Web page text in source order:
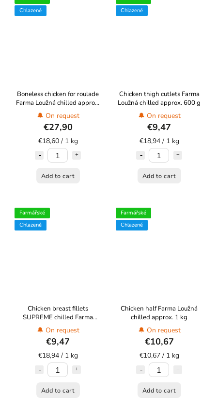
Chlazené
Boneless chicken for roulade
Farma Loužná chilled approx.
1.5 kg
🔔 On request
€27,90
€18,60 / 1 kg
Add to cart
Chlazené
Chicken thigh cutlets Farma
Loužná chilled approx. 600 g
🔔 On request
€9,47
€18,94 / 1 kg
Add to cart
Farmářské
Chlazené
Chicken breast fillets
SUPREME chilled Farma
Loužná approx. 600 g
🔔 On request
€9,47
€18,94 / 1 kg
Add to cart
Farmářské
Chlazené
Chicken half Farma Loužná
chilled approx. 1 kg
🔔 On request
€10,67
€10,67 / 1 kg
Add to cart